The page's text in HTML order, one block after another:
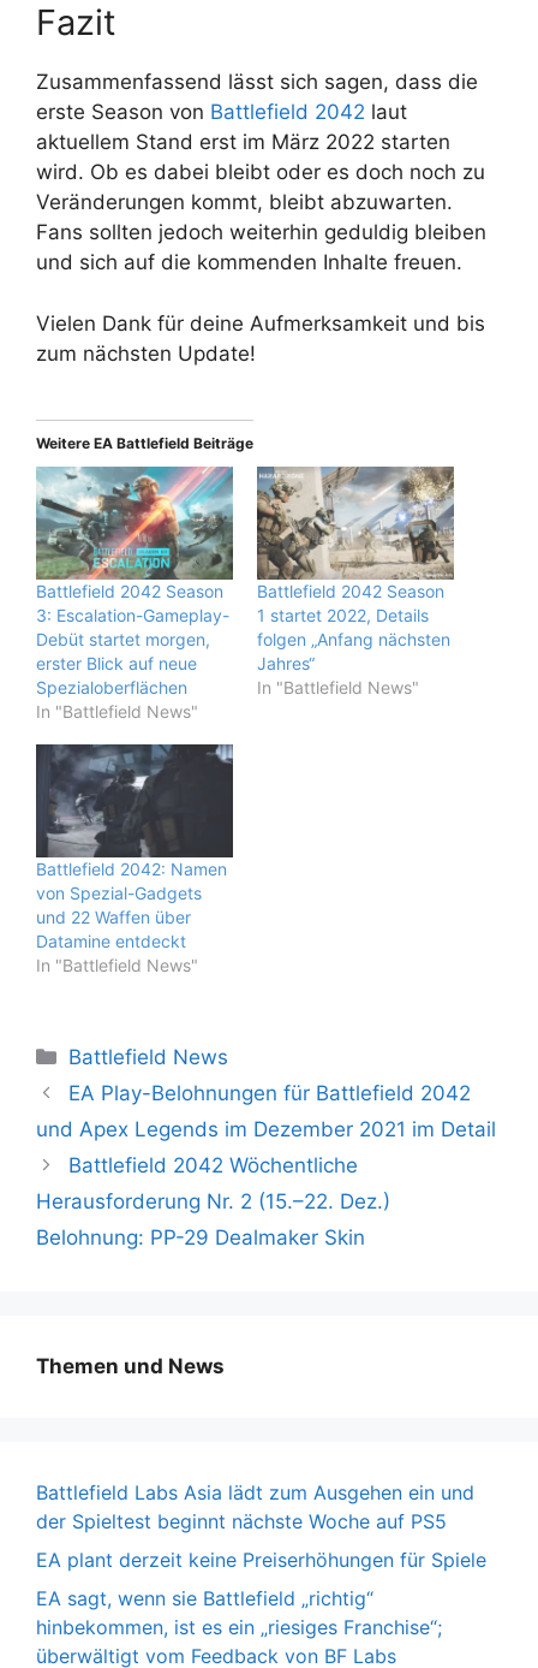
Fazit
Zusammenfassend lässt sich sagen, dass die
erste Season von Battlefield 2042 laut
aktuellem Stand erst im März 2022 starten
wird. Ob es dabei bleibt oder es doch noch zu
Veränderungen kommt, bleibt abzuwarten.
Fans sollten jedoch weiterhin geduldig bleiben
und sich auf die kommenden Inhalte freuen.
Vielen Dank für deine Aufmerksamkeit und bis
zum nächsten Update!
Weitere EA Battlefield Beiträge
Battlefield 2042 Season
3: Escalation-Gameplay-
Debüt startet morgen,
erster Blick auf neue
Spezialoberflächen
In "Battlefield News"
Battlefield 2042 Season
1 startet 2022, Details
folgen „Anfang nächsten
Jahres“
In "Battlefield News"
Battlefield 2042: Namen
von Spezial-Gadgets
und 22 Waffen über
Datamine entdeckt
In "Battlefield News"
Kategorien
Battlefield News
EA Play-Belohnungen für Battlefield 2042
und Apex Legends im Dezember 2021 im Detail
Battlefield 2042 Wöchentliche
Herausforderung Nr. 2 (15.–22. Dez.)
Belohnung: PP-29 Dealmaker Skin
Themen und News
Battlefield Labs Asia lädt zum Ausgehen ein und
der Spieltest beginnt nächste Woche auf PS5
EA plant derzeit keine Preiserhöhungen für Spiele
EA sagt, wenn sie Battlefield „richtig“
hinbekommen, ist es ein „riesiges Franchise“;
überwältigt vom Feedback von BF Labs